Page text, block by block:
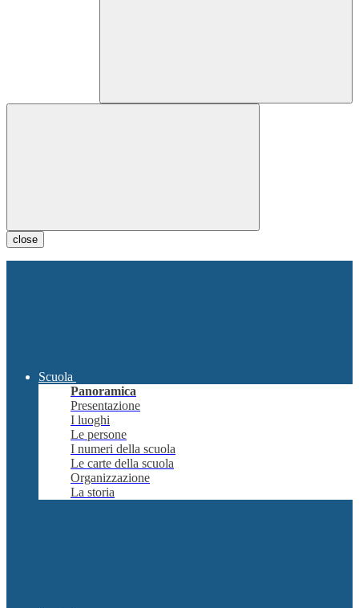
close
Scuola
Panoramica
Presentazione
I luoghi
Le persone
I numeri della scuola
Le carte della scuola
Organizzazione
La storia